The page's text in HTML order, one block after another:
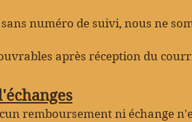
numéro de suivi, nous ne
après réception du
remboursement ni échange